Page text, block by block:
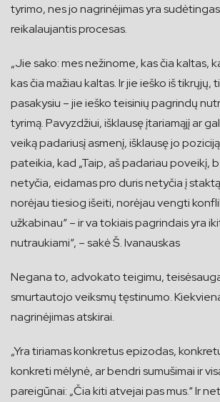
tyrimo, nes jo nagrinėjimas yra
reikalaujantis procesas.
„Jie sako: mes nežinome, kas čia kaltas,
kas čia mažiau kaltas. Ir jie ieško iš tikrųjų,
pasakysiu – jie ieško teisinių pagrindų
tyrimą. Pavyzdžiui, išklausę įtariamąjį ar
veiką padariusį asmenį, išklausę jo
pateikia, kad „Taip, aš padariau poveikį,
netyčia, eidamas pro duris netyčia į
norėjau tiesiog išeiti, norėjau vengti
užkabinau“ – ir va tokiais pagrindais yra
nutraukiami“, – sakė Š. Ivanauskas
Negana to, advokato teigimu,
smurtautojo veiksmų tęstinumo.
nagrinėjimas atskirai.
„Yra tiriamas konkretus epizodas,
konkreti mėlynė, ar bendri sumušimai ir
pareigūnai: „Čia kiti atvejai pas mus.“ Ir